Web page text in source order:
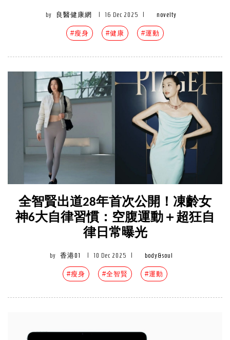
by 良醫健康網 16 Dec 2025 novelty
#瘦身 #健康 #運動
全智賢出道28年首次公開！凍齡女
神6大自律習慣：空腹運動＋超狂自
律日常曝光
by 香港01 10 Dec 2025 body&soul
#瘦身 #全智賢 #運動